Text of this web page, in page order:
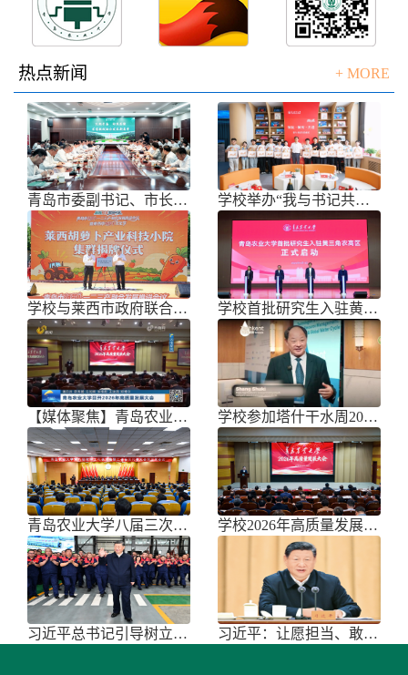
热点新闻 + MORE
青岛市委副书记、市长任刚来校调研 学校举办“我与书记共话成长”师生面
学校与莱西市政府联合举办青岛市胡萝 学校首批研究生入驻黄三角农高区
【媒体聚焦】青岛农业大学召开202 学校参加塔什干水周2026国际论坛
青岛农业大学八届三次双代会胜利召开 学校2026年高质量发展大会召开
习近平总书记引导树立和践行正确政绩 习近平：让愿担当、敢担当、善担当蔚